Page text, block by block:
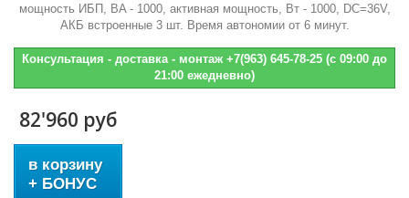
мощность ИБП, BA - 1000, активная мощность, Bт - 1000, DC=36V,
АКБ встроенные 3 шт. Время автономии от 6 минут.
Консультация - доставка - монтаж +7(963) 645-78-25 (с 09:00 до
21:00 ежедневно)
82'960 руб
в корзину
+ БОНУС